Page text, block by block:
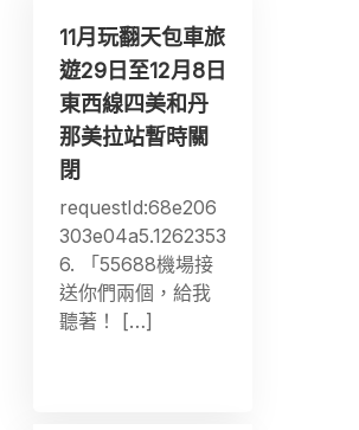
11月玩翻天包車旅
遊29日至12月8日
東西線四美和丹
那美拉站暫時關
閉
requestId:68e206
303e04a5.1262353
6. 「55688機場接
送你們兩個，給我
聽著！ […]